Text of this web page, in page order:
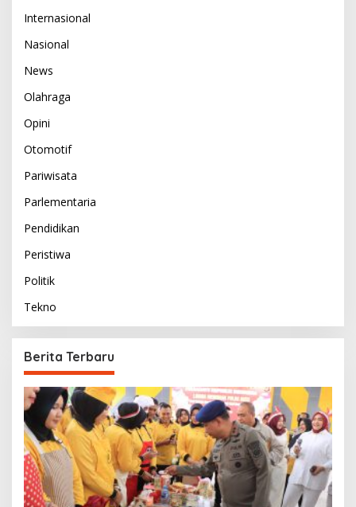
Internasional
Nasional
News
Olahraga
Opini
Otomotif
Pariwisata
Parlementaria
Pendidikan
Peristiwa
Politik
Tekno
Berita Terbaru